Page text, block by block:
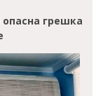
грешка